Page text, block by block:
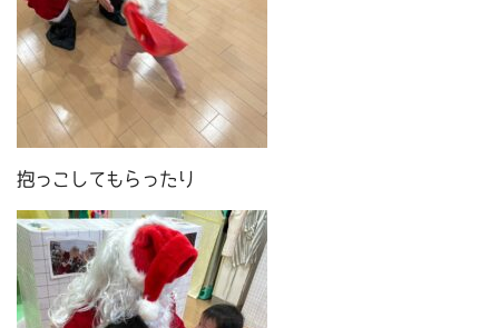
抱っこしてもらったり